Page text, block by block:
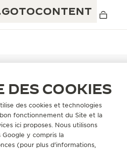
LECOULTRE
MUSICAL SHOW
CAFÉ
DE 430 BREVETS
DE 1 400 CALIBRES
TOUS LES MAGASINSEUROPE
MELONERAS
DES COOKIES
des cookies et technologies
fonctionnement du Site et la
ici proposes. Nous utilisons
y compris la
(pour plus d'informations,